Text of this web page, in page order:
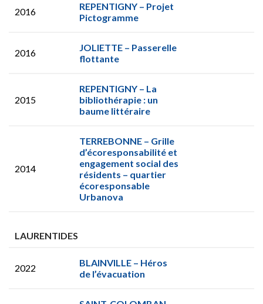
2016
REPENTIGNY – Projet
Pictogramme
2016
JOLIETTE – Passerelle
flottante
2015
REPENTIGNY – La
bibliothérapie : un
baume littéraire
2014
TERREBONNE – Grille
d’écoresponsabilité et
engagement social des
résidents – quartier
écoresponsable
Urbanova
LAURENTIDES
2022
BLAINVILLE – Héros
de l’évacuation